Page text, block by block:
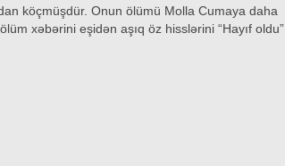
köçmüşdür. Onun ölümü Molla Cumaya daha
xəbərini eşidən aşıq öz hisslərini “Hayıf oldu”